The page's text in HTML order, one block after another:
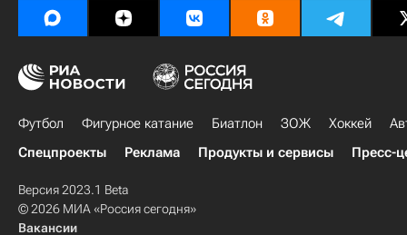
Футбол Фигурное катание Биатлон ЗОЖ Хоккей
Спецпроекты
Реклама Продукты и сервисы Пресс-
Версия 2023.1 Beta
© 2026 МИА «Россия сегодня»
Вакансии